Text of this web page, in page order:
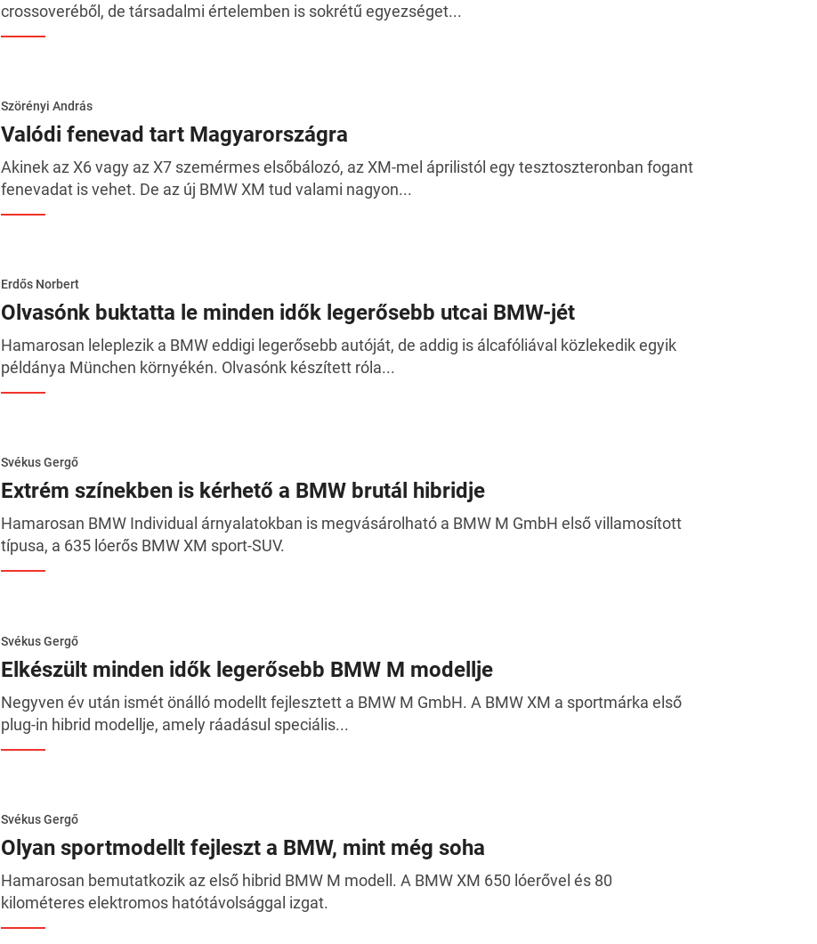
crossoveréből, de társadalmi értelemben is sokrétű egyezséget...
Szörényi András
Valódi fenevad tart Magyarországra
Akinek az X6 vagy az X7 szemérmes elsőbálozó, az XM-mel áprilistól egy tesztoszteronban fogant
fenevadat is vehet. De az új BMW XM tud valami nagyon...
Erdős Norbert
Olvasónk buktatta le minden idők legerősebb utcai BMW-jét
Hamarosan leleplezik a BMW eddigi legerősebb autóját, de addig is álcafóliával közlekedik egyik
példánya München környékén. Olvasónk készített róla...
Svékus Gergő
Extrém színekben is kérhető a BMW brutál hibridje
Hamarosan BMW Individual árnyalatokban is megvásárolható a BMW M GmbH első villamosított
típusa, a 635 lóerős BMW XM sport-SUV.
Svékus Gergő
Elkészült minden idők legerősebb BMW M modellje
Negyven év után ismét önálló modellt fejlesztett a BMW M GmbH. A BMW XM a sportmárka első
plug-in hibrid modellje, amely ráadásul speciális...
Svékus Gergő
Olyan sportmodellt fejleszt a BMW, mint még soha
Hamarosan bemutatkozik az első hibrid BMW M modell. A BMW XM 650 lóerővel és 80
kilométeres elektromos hatótávolsággal izgat.